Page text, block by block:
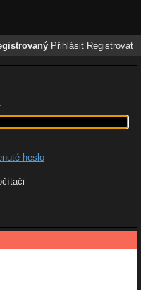
Přihlásit Registrovat
heslo